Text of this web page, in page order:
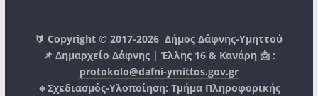
🔰 Copyright © 2017-2026Δήμος Δάφνης-Υμηττού
📌 Δημαρχείο Δάφνης | Έλλης 16 & Κανάρη 📩 :
protokolo@dafni-ymittos.gov.gr
🔹Σχεδιασμός-Υλοποίηση: Τμήμα Πληροφορικής